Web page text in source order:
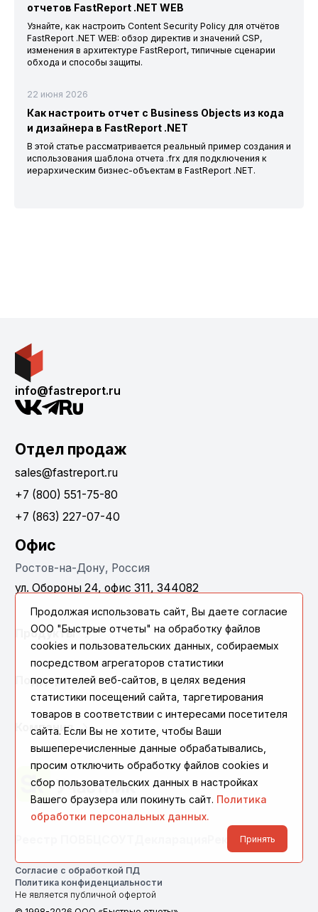
отчетов FastReport .NET WEB
Узнайте, как настроить Content Security Policy для отчётов
FastReport .NET WEB: обзор директив и значений CSP,
изменения в архитектуре FastReport, типичные сценарии
обхода и способы защиты.
22 июня 2026
Как настроить отчет с Business Objects из кода
и дизайнера в FastReport .NET
В этой статье рассматривается реальный пример создания и
использования шаблона отчета .frx для подключения к
иерархическим бизнес-объектам в FastReport .NET.
info@fastreport.ru
Отдел продаж
sales@fastreport.ru
+7 (800) 551-75-80
+7 (863) 227-07-40
Офис
Ростов-на-Дону, Россия
ул. Обороны 24, офис 311, 344082
Продукты
Поддержка
Компания
Реквизиты
Согласие с обработкой ПД
Политика конфиденциальности
Не является публичной офертой
Продолжая использовать сайт, Вы даете согласие
ООО "Быстрые отчеты" на обработку файлов
cookies и пользовательских данных, собираемых
посредством агрегаторов статистики
посетителей веб-сайтов, в целях ведения
статистики посещений сайта, таргетирования
товаров в соответствии с интересами посетителя
сайта. Если Вы не хотите, чтобы Ваши
вышеперечисленные данные обрабатывались,
просим отключить обработку файлов cookies и
сбор пользовательских данных в настройках
Вашего браузера или покинуть сайт. Политика
обработки персональных данных.
Принять